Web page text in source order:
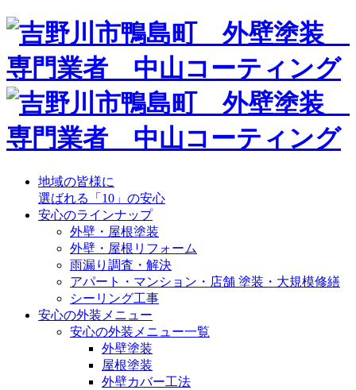
地域の皆様に
選ばれる「10」の安心
安心のラインナップ
外壁・屋根塗装
外壁・屋根リフォーム
雨漏り調査・解決
アパート・マンション・店舗 塗装・大規模修繕
シーリング工事
安心の外装メニュー
安心の外装メニュー一覧
外壁塗装
屋根塗装
外壁カバー工法